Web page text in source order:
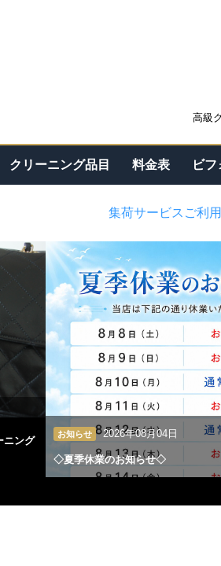
高級
クリーニング品目 料金表 ビ
集荷サービスご利
ニング
お知らせ 2026年08月04日
◇夏季休業のお知らせ◇